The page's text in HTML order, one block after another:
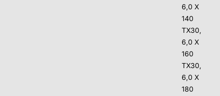
6,0 X
140
TX30,
6,0 X
160
TX30,
6,0 X
180